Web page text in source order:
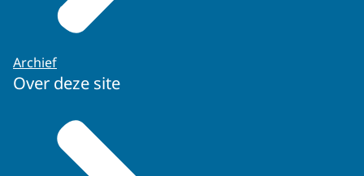
Archief
Over deze site